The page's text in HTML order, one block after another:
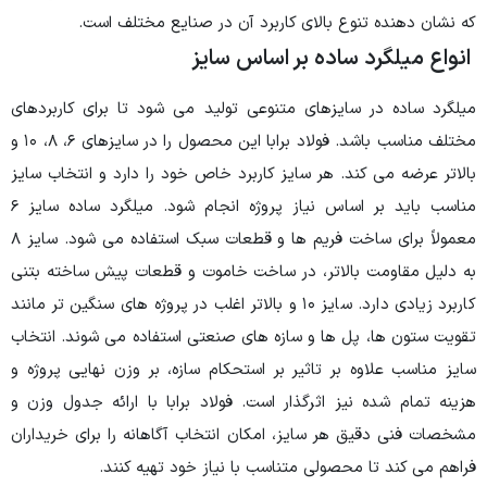
کاربرد آن در صنایع مختلف است.
بر اساس سایز
متنوعی تولید می شود تا برای کاربردهای
مختلف مناسب باشد. فولاد برابا این محصول را در سایزهای ۶، ۸، ۱۰ و
کاربرد خاص خود را دارد و انتخاب سایز
مناسب باید بر اساس نیاز پروژه انجام شود. میلگرد ساده سایز ۶
معمولاً برای ساخت فریم ها و قطعات سبک استفاده می شود. سایز ۸
در ساخت خاموت و قطعات پیش ساخته بتنی
کاربرد زیادی دارد. سایز ۱۰ و بالاتر اغلب در پروژه های سنگین تر مانند
سازه های صنعتی استفاده می شوند. انتخاب
بر استحکام سازه، بر وزن نهایی پروژه و
است. فولاد برابا با ارائه جدول وزن و
امکان انتخاب آگاهانه را برای خریداران
با نیاز خود تهیه کنند.